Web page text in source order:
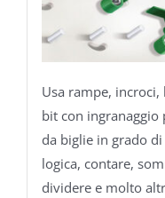
Usa rampe,
bit con
da biglie in grado
logica, contare,
dividere e molto